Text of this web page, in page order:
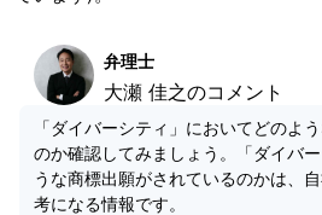
弁理士
大瀬 佳之のコメント
「ダイバーシティ」においてどのよ
のか確認してみましょう。「ダイバ
うな商標出願がされているのかは、
考になる情報です。